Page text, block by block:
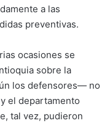
a las
preventivas.
ocasiones se
sobre la
los defensores— no
el departamento
tal vez, pudieron